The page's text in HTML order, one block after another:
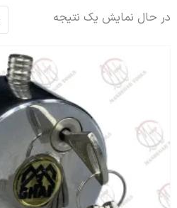
در حال نمایش یک نتیجه